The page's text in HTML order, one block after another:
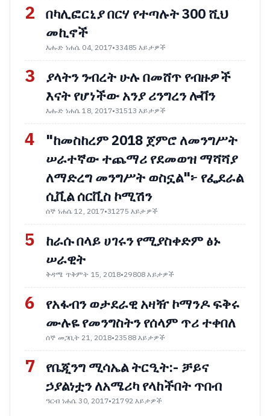
2 በካሊፎርኒያ በርሃ የተጣሉት 300 ሺህ
መኪኖች
እሑድ ነሐሴ 04, 2017•33485 እይታዎች
3
ያላትን ንብረት ሁሉ በመሸጥ የብዙዎች
እናት የሆነችው አንያ ሪንግረን ሎቨን
እሑድ ነሐሴ 18, 2017•31513 እይታዎች
4
"ከመስከረም 2018 ጀምሮ ለመንግሥት
ሠራተኛው ተጨማሪ የደመወዝ ማሻሻያ
ለማድረግ መንግሥት ወስኗል"፦ የፌደራል
ሲቪል ሰርቪስ ኮሚሽን
ሰኞ ነሐሴ 12, 2017•31275 እይታዎች
5
ከራሱ በላይ ሀገሩን የሚያስቀድም ፅኑ
ሠራዊት
ቅዳሜ ጥቅምት 15, 2018•29808 እይታዎች
6
የአፋብን ወታደራዊ አዛዥ ኮማንዶ ፍቅሩ
ሙሉዬ የመንግስትን የሰላም ጥሪ ተቀበለ
ሰኞ መጋቢት 21, 2018•23588 እይታዎች
7
የቤጂንግ ሚሳኤል ትርዒት:- ቻይና
ኃያልነቷን ለአሜሪካ የላከችበት ጥበብ
ዓርብ ነሐሴ 30, 2017•21792 እይታዎች